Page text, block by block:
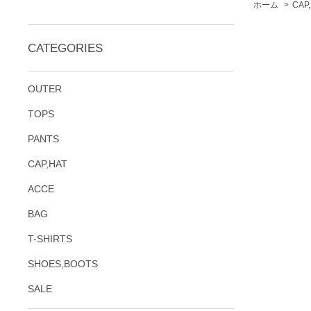
ホーム >
CATEGORIES
OUTER
TOPS
PANTS
CAP,HAT
ACCE
BAG
T-SHIRTS
SHOES,BOOTS
SALE